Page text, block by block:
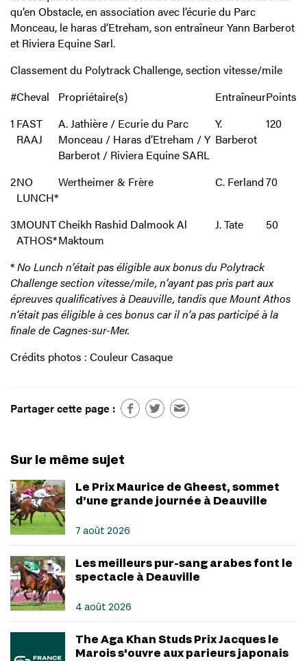
qu’en Obstacle, en association avec l’écurie du Parc
Monceau, le haras d’Etreham, son entraîneur Yann Barberot
et Riviera Equine Sarl.
Classement du Polytrack Challenge, section vitesse/mile
#Cheval Propriétaire(s) EntraîneurPoints
1 FAST
RAAJ
A. Jathière / Ecurie du Parc
Monceau / Haras d’Etreham / Y
Barberot / Riviera Equine SARL
Y.
Barberot
120
2NO
LUNCH*
Wertheimer & Frère C. Ferland70
3MOUNT
ATHOS*
Cheikh Rashid Dalmook Al
Maktoum
J. Tate 50
*No Lunch n’était pas éligible aux bonus du Polytrack
Challenge section vitesse/mile, n’ayant pas pris part aux
épreuves qualificatives à Deauville, tandis que Mount Athos
n’était pas éligible à ces bonus car il n’a pas participé à la
finale de Cagnes-sur-Mer.
Crédits photos : Couleur Casaque
Partager cette page :
Sur le même sujet
Le Prix Maurice de Gheest, sommet
d’une grande journée à Deauville
7 août 2026
Les meilleurs pur-sang arabes font le
spectacle à Deauville
4 août 2026
The Aga Khan Studs Prix Jacques le
Marois s'ouvre aux parieurs japonais